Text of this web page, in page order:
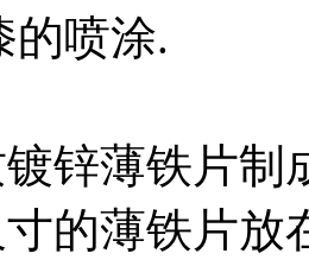
的喷涂.
锌薄铁片制
的薄铁片放